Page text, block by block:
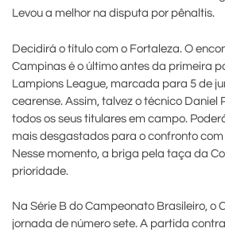
Levou a melhor na disputa por pênaltis.
Decidirá o título com o Fortaleza. O
Campinas é o último antes da primeira
Lampions League, marcada para 5 de
cearense. Assim, talvez o técnico Daniel
todos os seus titulares em campo.
mais desgastados para o confronto com
Nesse momento, a briga pela taça da
prioridade.
Na Série B do Campeonato Brasileiro, o
jornada de número sete. A partida